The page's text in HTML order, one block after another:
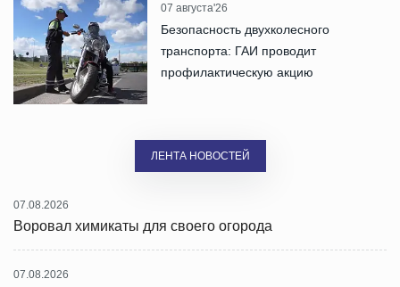
07 августа'26
Безопасность двухколесного
транспорта: ГАИ проводит
профилактическую акцию
ЛЕНТА НОВОСТЕЙ
07.08.2026
Воровал химикаты для своего огорода
07.08.2026